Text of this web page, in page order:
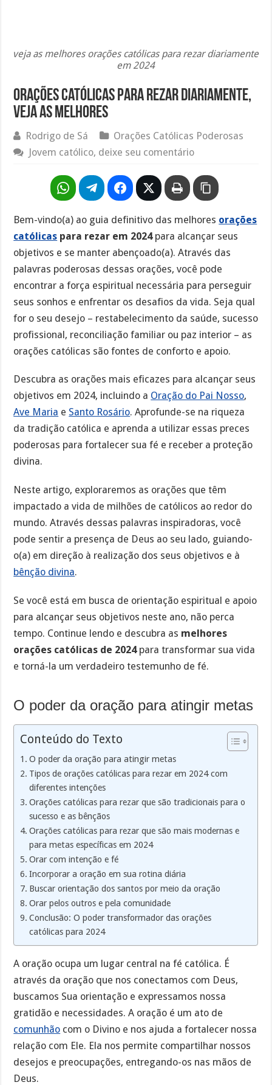
veja as melhores orações católicas para rezar diariamente
em 2024
Orações católicas para rezar diariamente,
veja as melhores
Rodrigo de Sá
Orações Católicas Poderosas
Jovem católico, deixe seu comentário
Bem-vindo(a) ao guia definitivo das melhores orações
católicas para rezar em 2024para alcançar seus
objetivos e se manter abençoado(a). Através das
palavras poderosas dessas orações, você pode
encontrar a força espiritual necessária para perseguir
seus sonhos e enfrentar os desafios da vida. Seja qual
for o seu desejo – restabelecimento da saúde, sucesso
profissional, reconciliação familiar ou paz interior – as
orações católicas são fontes de conforto e apoio.
Descubra as orações mais eficazes para alcançar seus
objetivos em 2024, incluindo a Oração do Pai Nosso,
Ave Maria e Santo Rosário. Aprofunde-se na riqueza
da tradição católica e aprenda a utilizar essas preces
poderosas para fortalecer sua fé e receber a proteção
divina.
Neste artigo, exploraremos as orações que têm
impactado a vida de milhões de católicos ao redor do
mundo. Através dessas palavras inspiradoras, você
pode sentir a presença de Deus ao seu lado, guiando-
o(a) em direção à realização dos seus objetivos e à
bênção divina.
Se você está em busca de orientação espiritual e apoio
para alcançar seus objetivos neste ano, não perca
tempo. Continue lendo e descubra as melhores
orações católicas de 2024para transformar sua vida
e torná-la um verdadeiro testemunho de fé.
O poder da oração para atingir metas
Conteúdo do Texto
O poder da oração para atingir metas
Tipos de orações católicas para rezar em 2024 com
diferentes intenções
Orações católicas para rezar que são tradicionais para o
sucesso e as bênçãos
Orações católicas para rezar que são mais modernas e
para metas específicas em 2024
Orar com intenção e fé
Incorporar a oração em sua rotina diária
Buscar orientação dos santos por meio da oração
Orar pelos outros e pela comunidade
Conclusão: O poder transformador das orações
católicas para 2024
A oração ocupa um lugar central na fé católica. É
através da oração que nos conectamos com Deus,
buscamos Sua orientação e expressamos nossa
gratidão e necessidades. A oração é um ato de
comunhão com o Divino e nos ajuda a fortalecer nossa
relação com Ele. Ela nos permite compartilhar nossos
desejos e preocupações, entregando-os nas mãos de
Deus.